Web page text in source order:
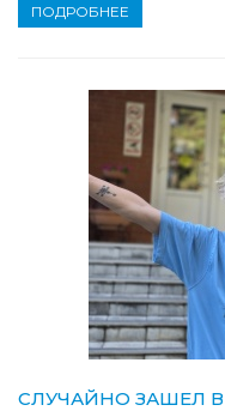
ПОДРОБНЕЕ
СЛУЧАЙНО ЗАШЕЛ